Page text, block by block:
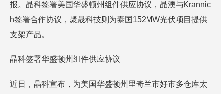
报。晶科签署美国华盛顿州组件供应协议，晶澳与Krannic
h签署合作协议，聚晟科技则为泰国152MW光伏项目提供
支架产品。
晶科签署华盛顿州组件供应协议
近日，晶科宣布，为美国华盛顿州里奇兰市好市多仓库太